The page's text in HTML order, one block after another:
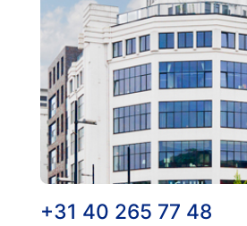
+31 40 265 77 48